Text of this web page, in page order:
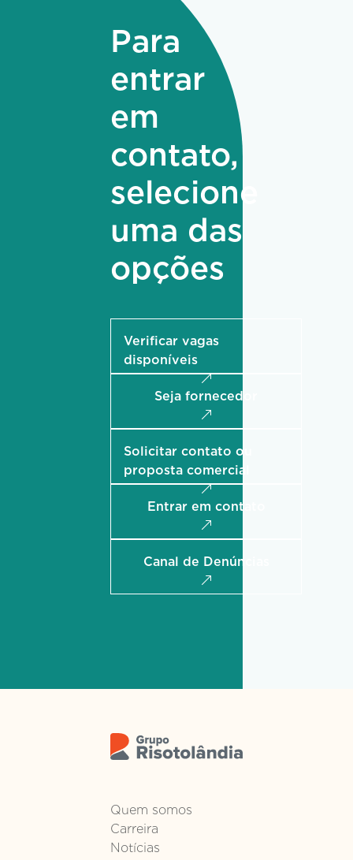
Para
entrar
em
contato,
selecione
uma das
opções
Verificar vagas
disponíveis
Seja fornecedor
Solicitar contato ou
proposta comercial
Entrar em contato
Canal de Denúncias
Quem somos
Carreira
Notícias